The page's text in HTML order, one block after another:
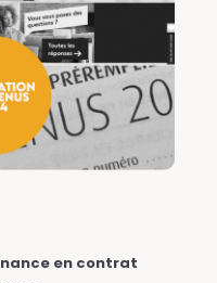
en contrat